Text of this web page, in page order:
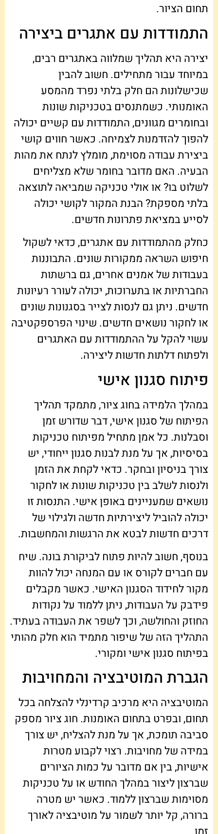
תחום הציור.
התמודדות עם אתגרים ביצירה
יצירה היא תהליך שמלווה באתגרים רבים,
במיוחד עבור מתחילים. חשוב להבין
שכישלונות הם חלק בלתי נפרד מהמסע
האומנותי. כשמתנסים בטכניקות שונות
ובחומרים מגוונים, התמודדות עם קשיים יכולה
להפוך להזדמנות לצמיחה. כאשר חווים קושי
ביצירת עבודה מסוימת, מומלץ לנתח את מהות
הבעיה. האם מדובר בחומר שלא מצליחים
לשלוט בו? או אולי טכניקה שמביאה לתוצאה
בלתי מספקת? הבנת המקור לקושי יכולה
לסייע במציאת פתרונות חדשים.
כחלק מהתמודדות עם אתגרים, כדאי לשקול
חיפוש השראה ממקורות שונים. התבוננות
בעבודות של אמנים אחרים, גם ברשתות
החברתיות או בתערוכות, יכולה לעורר רעיונות
חדשים. ניתן גם לנסות לצייר בסגנונות שונים
או לחקור נושאים חדשים. שינוי הפרספקטיבה
עשוי להקל על ההתמודדות עם האתגרים
ולפתוח דלתות חדשות ליצירה.
פיתוח סגנון אישי
במהלך הלמידה בחוג ציור, מתמקד תהליך
הפיתוח של סגנון אישי, דבר שדורש זמן
וסבלנות. כל אמן מתחיל מפיתוח טכניקות
בסיסיות, אך על מנת לבנות סגנון ייחודי, יש
צורך בניסיון ובחקר. כדאי לקחת את הזמן
ולנסות לשלב בין טכניקות שונות או לחקור
נושאים שמעניינים באופן אישי. התנסות זו
יכולה להוביל ליצירתיות חדשה ולגילוי של
דרכים חדשות לבטא את הרגשות והמחשבות.
בנוסף, חשוב להיות פתוח לביקורת בונה. שיח
עם חברים לקורס או עם המנחה יכול להוות
מקור לחידוד הסגנון האישי. כאשר מקבלים
פידבק על העבודות, ניתן ללמוד על נקודות
החוזק והחולשה, וכך לשפר את העבודה בעתיד.
התהליך הזה של שיפור מתמיד הוא חלק מהותי
בפיתוח סגנון אישי ומקורי.
הגברת המוטיבציה והמחויבות
המוטיבציה היא מרכיב קרדינלי להצלחה בכל
תחום, ובפרט בתחום האומנות. חוג ציור מספק
סביבה תומכת, אך על מנת להצליח, יש צורך
במידה של מחויבות. רצוי לקבוע מטרות
אישיות, בין אם מדובר על כמות הציורים
שברצון ליצור במהלך החודש או על טכניקות
מסוימות שברצון ללמוד. כאשר יש מטרה
ברורה, קל יותר לשמור על מוטיבציה לאורך